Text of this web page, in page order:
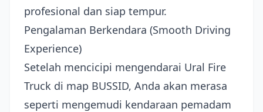
profesional dan siap tempur.
Pengalaman Berkendara (Smooth Driving
Experience)
Setelah mencicipi mengendarai Ural Fire
Truck di map BUSSID, Anda akan merasa
seperti mengemudi kendaraan pemadam